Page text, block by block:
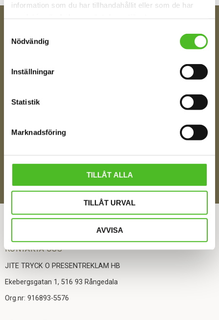
information som du har tillhandahållit eller som de har
Nödvändig
Inställningar
Statistik
Marknadsföring
TILLÅT ALLA
TILLÅT URVAL
AVVISA
Din e-post
Jag samtycker till att motta digital kommunikation i
SKICKA
ÅNGRA DITT KÖP
KONTAKTA OSS
JITE TRYCK O PRESENTREKLAM HB
Ekebergsgatan 1, 516 93 Rångedala
Org.nr: 916893-5576